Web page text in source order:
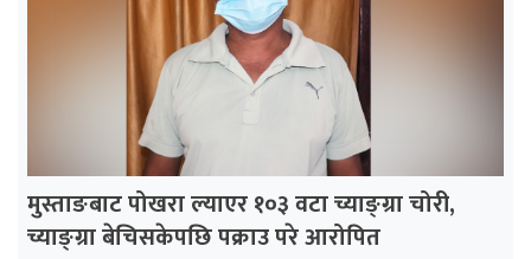
मुस्ताङबाट पोखरा ल्याएर १०३ वटा च्याङ्ग्रा चोरी,
च्याङ्ग्रा बेचिसकेपछि पक्राउ परे आरोपित